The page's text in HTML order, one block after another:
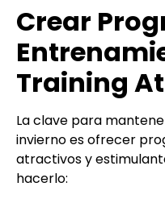
Crear
Training
La clave para
invierno es ofrecer
atractivos y
hacerlo: